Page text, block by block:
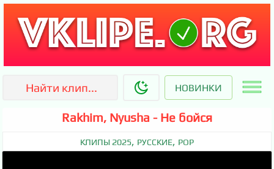
НОВИНКИ
Rakhim, Nyusha - Не бойся
КЛИПЫ 2025, РУССКИЕ, POP